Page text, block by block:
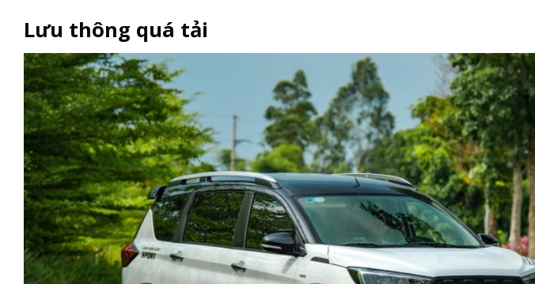
Lưu thông quá tải